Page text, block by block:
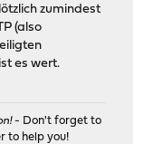
zumindest
(also
es wert.
- Don't forget to
to help you!